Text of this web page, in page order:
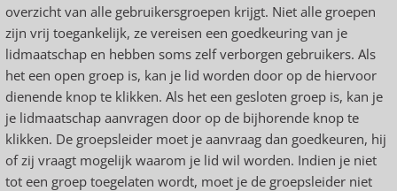
overzicht van alle gebruikersgroepen krijgt. Niet alle groepen
zijn vrij toegankelijk, ze vereisen een goedkeuring van je
lidmaatschap en hebben soms zelf verborgen gebruikers. Als
het een open groep is, kan je lid worden door op de hiervoor
dienende knop te klikken. Als het een gesloten groep is, kan je
je lidmaatschap aanvragen door op de bijhorende knop te
klikken. De groepsleider moet je aanvraag dan goedkeuren, hij
of zij vraagt mogelijk waarom je lid wil worden. Indien je niet
tot een groep toegelaten wordt, moet je de groepsleider niet